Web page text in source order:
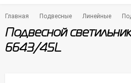
Главная Подвесные Линейные
Подвесной
6643/45L